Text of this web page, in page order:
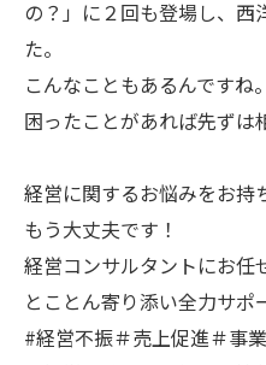
の？」に２回も登場し、西
た。
こんなこともあるんですね。
困ったことがあれば先ずは
経営に関するお悩みをお持
もう大丈夫です！
経営コンサルタントにお任
とことん寄り添い全力サポ
#経営不振＃売上促進＃事